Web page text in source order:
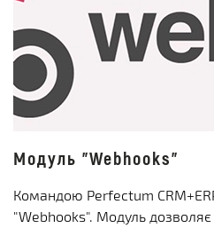
Модуль "Webhooks"
Командою Perfectum
"Webhooks". Модуль дозволяє